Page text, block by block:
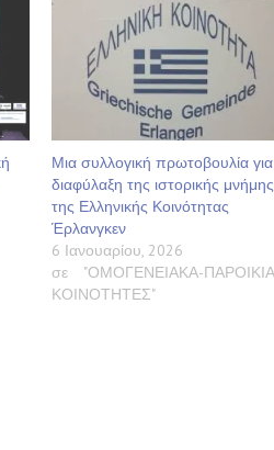
Μια συλλογική πρωτοβουλία
διαφύλαξη της ιστορικής μνήμης
της Ελληνικής Κοινότητας
Έρλανγκεν
6 Ιανουαρίου, 2026
σε "ΟΜΟΓΕΝΕΙΑΚΑ-
ΚΟΙΝΟΤΗΤΕΣ"